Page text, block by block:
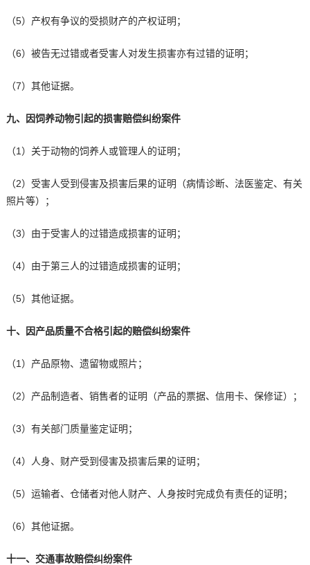
（5）产权有争议的受损财产的产权证明；
（6）被告无过错或者受害人对发生损害亦有过错的证明；
（7）其他证据。
九、因饲养动物引起的损害赔偿纠纷案件
（1）关于动物的饲养人或管理人的证明；
（2）受害人受到侵害及损害后果的证明（病情诊断、法医鉴定、有关
照片等）；
（3）由于受害人的过错造成损害的证明；
（4）由于第三人的过错造成损害的证明；
（5）其他证据。
十、因产品质量不合格引起的赔偿纠纷案件
（1）产品原物、遗留物或照片；
（2）产品制造者、销售者的证明（产品的票据、信用卡、保修证）；
（3）有关部门质量鉴定证明；
（4）人身、财产受到侵害及损害后果的证明；
（5）运输者、仓储者对他人财产、人身按时完成负有责任的证明；
（6）其他证据。
十一、交通事故赔偿纠纷案件